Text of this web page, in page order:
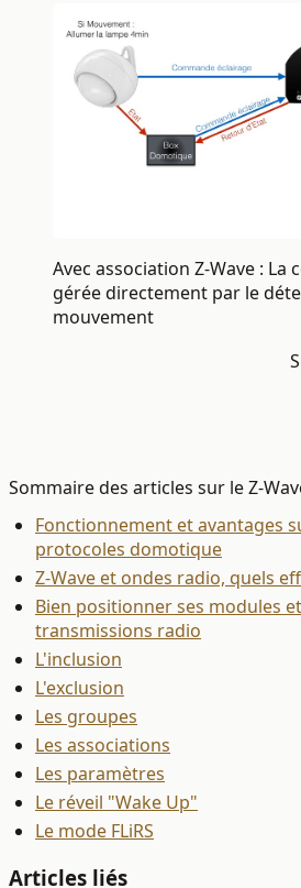
Avec association Z-Wave : La
gérée directement par le
mouvement
Sommaire des articles sur le Z-
Fonctionnement et avantages
protocoles domotique
Z-Wave et ondes radio, quels
Bien positionner ses modules
transmissions radio
L'inclusion
L'exclusion
Les groupes
Les associations
Les paramètres
Le réveil "Wake Up"
Le mode FLiRS
Articles liés